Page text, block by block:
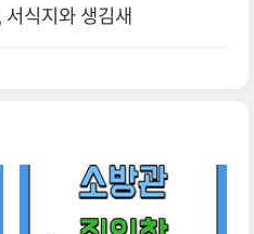
식지와 생김새